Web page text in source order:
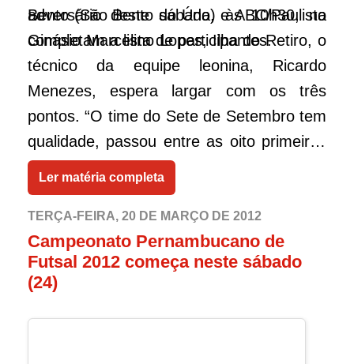
Bento (São Bento do Úna) e ABC/Paulista
completam a lista de participantes.
adversário deste sábado, às 10h30, no
Ginásio Marcelino Lopes, Ilha do Retiro, o
técnico da equipe leonina, Ricardo
Menezes, espera largar com os três
pontos. “O time do Sete de Setembro tem
qualidade, passou entre as oito primeiras
em 2011. É uma boa equipe, respeitamos
bastante. Mas, jogando em casa, com
transmissão ao vivo pela televisão,
estreando no campeonato, temos a
obrigação de vencer”, declarou o
treinador. Apesar do foco no Sete, outro
time de Garanhuns é mirado pelo
Ler matéria completa
TERÇA-FEIRA, 20 DE MARÇO DE 2012
Campeonato Pernambucano de
Futsal 2012 começa neste sábado
(24)